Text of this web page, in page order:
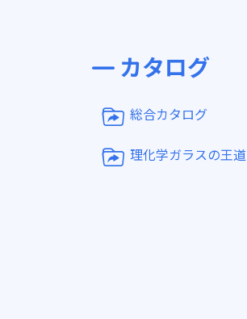
カタログ
総合カタログ
理化学ガラスの王道